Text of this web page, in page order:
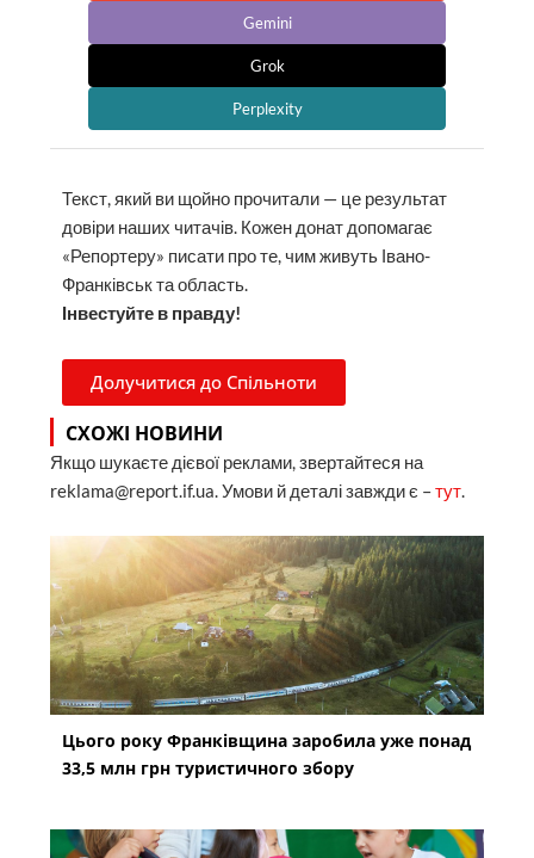
Gemini
Grok
Perplexity
Текст, який ви щойно прочитали — це результат
довіри наших читачів. Кожен донат допомагає
«Репортеру» писати про те, чим живуть Івано-
Франківськ та область.
Інвестуйте в правду!
Долучитися до Спільноти
СХОЖІ НОВИНИ
Якщо шукаєте дієвої реклами, звертайтеся на
reklama@report.if.ua. Умови й деталі завжди є –тут.
Цього року Франківщина заробила уже понад
33,5 млн грн туристичного збору